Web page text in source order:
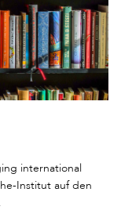
international
Institut auf den